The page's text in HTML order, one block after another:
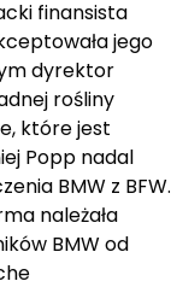
finansista
jego
dyrektor
rośliny
które jest
Popp nadal
BMW z BFW.
należała
BMW od